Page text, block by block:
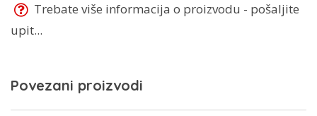
Trebate više informacija o proizvodu - pošaljite
upit...
Povezani proizvodi